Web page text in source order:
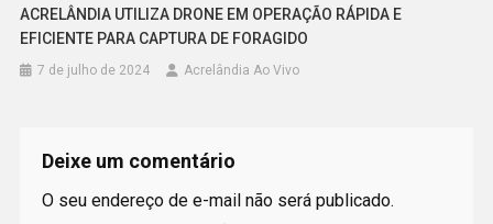
ACRELÂNDIA UTILIZA DRONE EM OPERAÇÃO RÁPIDA E
EFICIENTE PARA CAPTURA DE FORAGIDO
7 de julho de 2024 Acrelândia Ao Vivo
Deixe um comentário
O seu endereço de e-mail não será publicado.